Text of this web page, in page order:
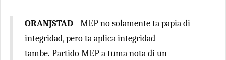
ORANJSTAD - MEP no solamente ta papia di
integridad, pero ta aplica integridad
tambe. Partido MEP a tuma nota di un